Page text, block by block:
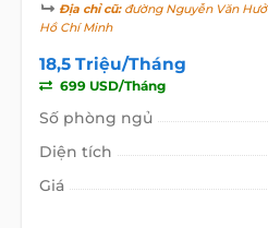
Địa chỉ cũ:đường Nguyễn Văn
Hồ Chí Minh
18,5 Triệu/Tháng
699 USD/Tháng
Số phòng ngủ
Diện tích
Giá